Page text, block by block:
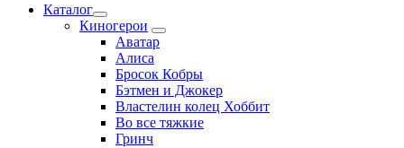
Каталог
Киногерои
Аватар
Алиса
Бросок Кобры
Бэтмен и Джокер
Властелин колец Хоббит
Во все тяжкие
Гринч